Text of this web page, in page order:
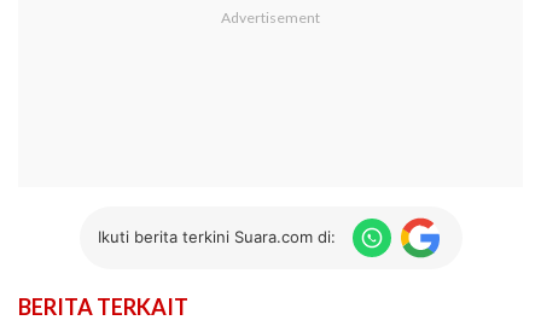
Ikuti berita terkini Suara.com di:
BERITA TERKAIT